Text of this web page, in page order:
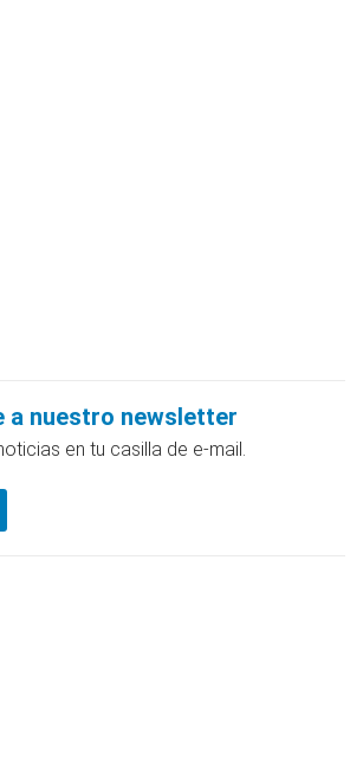
a nuestro newsletter
en tu casilla de e-mail.